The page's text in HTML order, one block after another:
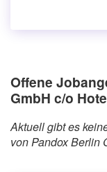
Offene
GmbH c/o
Aktuell gibt es
von Pandox Berlin